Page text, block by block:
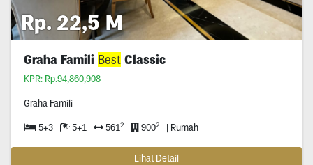
Rp. 22,5 M
Graha Famili BestClassic
KPR: Rp.94,860,908
Graha Famili
5+3 5+1 5612 9002 | Rumah
Lihat Detail